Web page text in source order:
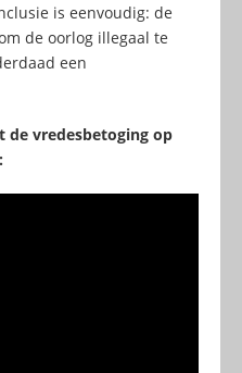
is eenvoudig: de
de oorlog illegaal te
een
de vredesbetoging op